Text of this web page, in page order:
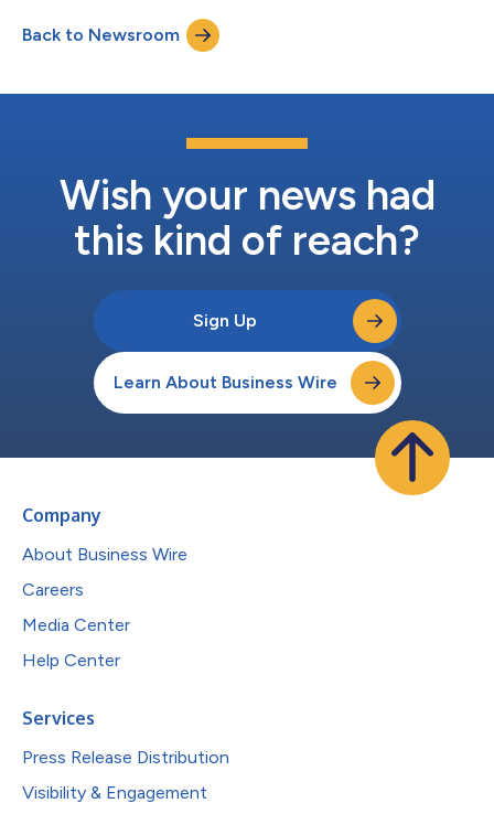
Back to Newsroom
Wish your news had
this kind of reach?
Sign Up
Learn About Business Wire
Company
About Business Wire
Careers
Media Center
Help Center
Services
Press Release Distribution
Visibility & Engagement